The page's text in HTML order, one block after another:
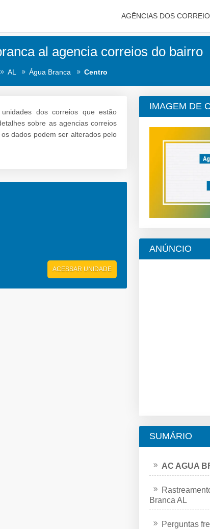
AGÊNCIAS DOS
al agencia correios do bairro
AL Água Branca Centro
dos correios que estão
sobre as agencias correios
dados podem ser alterados pelo
ACESSAR UNIDADE
IMAGEM DE
ANÚNCIO
SUMÁRIO
AC AGUA
Branca AL
Perguntas